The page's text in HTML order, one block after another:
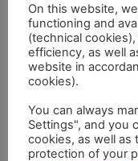
On this website,
functioning and
(technical
efficiency, as well
website in
cookies).
You can always
Settings", and you
cookies, as well as
protection of your